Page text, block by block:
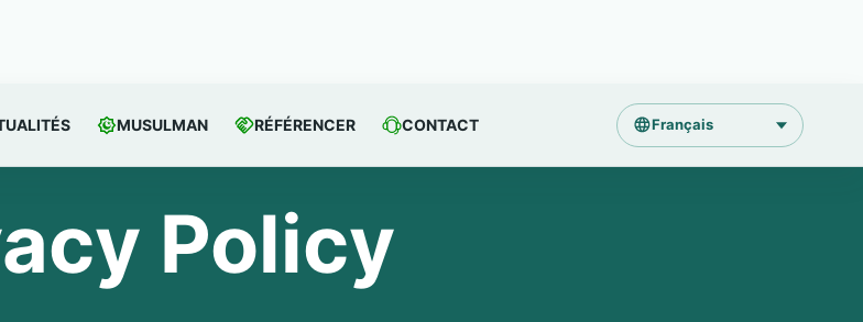
MUSULMAN RÉFÉRENCER CONTACT Language
Français
Policy